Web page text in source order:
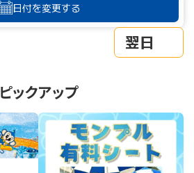
日付を変更する
翌日
ピックアップ